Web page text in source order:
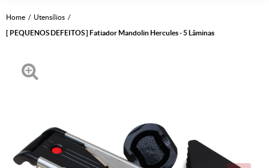
Home
Utensílios
[ PEQUENOS DEFEITOS ] Fatiador Mandolin Hercules - 5 Lâminas